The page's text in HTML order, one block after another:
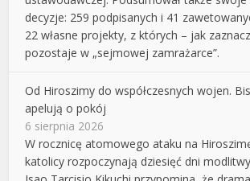
decyzje: 259 podpisanych i 41
22 własne projekty, z których – jak
pozostaje w „sejmowej zamrażarce”.
Od Hiroszimy do współczesnych wojen.
apelują o pokój
6 sierpnia 2026
W rocznicę atomowego ataku na
katolicy rozpoczynają dziesięć dni